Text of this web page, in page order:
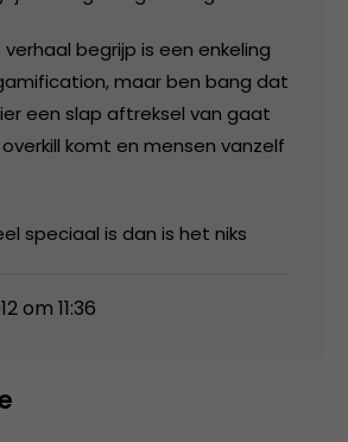
begrijp is een enkeling
maar ben bang dat
een slap aftreksel van gaat
komt en mensen vanzelf
speciaal is dan is het niks
om 11:36